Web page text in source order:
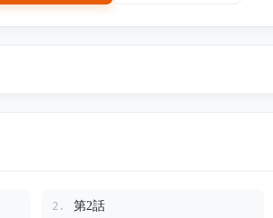
地下室、壁に刻まれた迷路、死んだはずの男の
2. 第2話